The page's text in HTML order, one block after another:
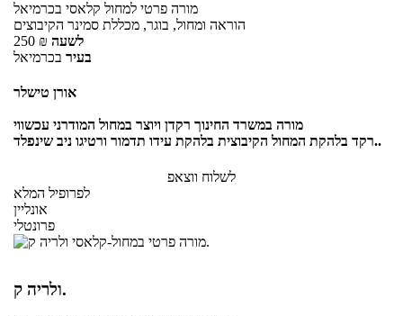
מורה פרטי למחול קלאסי בכרמיאל
הוראה ומחול, בוגר, מכללת סמינר הקיבוצים
250 ₪ לשעה
בעיר בכרמיאל
אורן טישלר
מורה במשרד החינוך רקדן ויוצר במחול המודרני עכשווי
רקד בלהקת המחול הקיבוצית בלהקת עידו תדמור ורטיגו ניב שינפלד..
לשלוח ווצאפ
לפרופיל המלא
אונליין
פרונטלי
ולריה ק.